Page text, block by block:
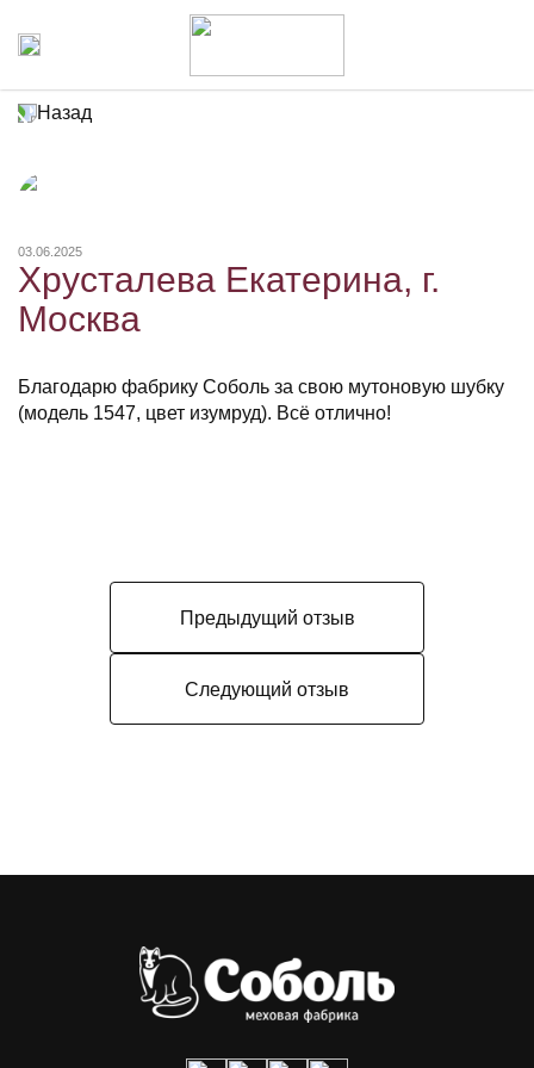
Назад
03.06.2025
Хрусталева Екатерина, г.
Москва
Благодарю фабрику Соболь за свою мутоновую шубку
(модель 1547, цвет изумруд). Всё отлично!
Предыдущий отзыв
Следующий отзыв